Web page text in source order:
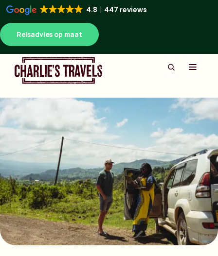
4.8 447 reviews
Reisadvies op maat